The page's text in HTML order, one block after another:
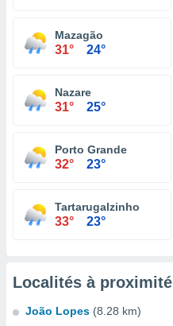
Mazagão
31° 24°
Nazare
31° 25°
Porto Grande
32° 23°
Tartarugalzinho
33° 23°
Localités à proximité
João Lopes (8.28 km)